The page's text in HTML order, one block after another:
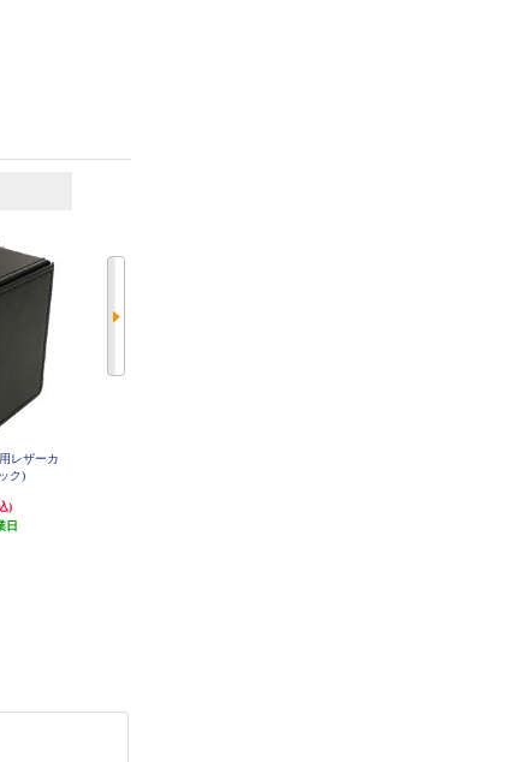
レザーカ
ク)
)
日